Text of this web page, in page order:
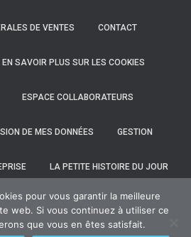
DE VENTES CONTACT
EN SAVOIR PLUS SUR LES COOKIES
ESPACE COLLABORATEURS
DE MES DONNÉES GESTION
LA PETITE HISTOIRE DU JOUR
LÉGALES VOS OUTILS
parThemeIsle
pour vous garantir la meilleure
web. Si vous continuez à utiliser ce
que vous en êtes satisfait.